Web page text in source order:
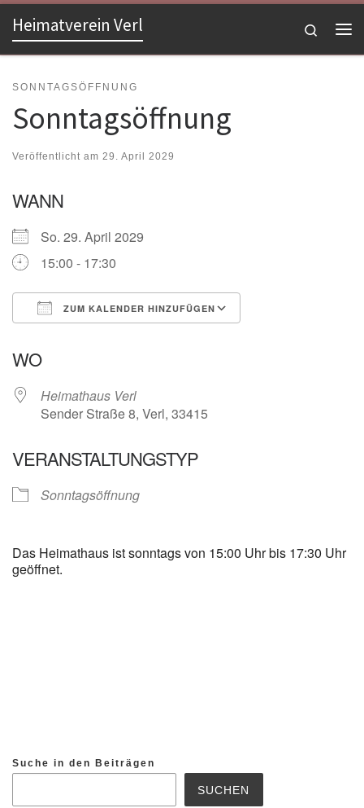
Zum Inhalt springen
Heimatverein Verl
Search
SONNTAGSÖFFNUNG
Sonntagsöffnung
Veröffentlicht am 29. April 2029
WANN
So. 29. April 2029
15:00 - 17:30
ZUM KALENDER HINZUFÜGEN
WO
Heimathaus Verl
Sender Straße 8, Verl, 33415
VERANSTALTUNGSTYP
Sonntagsöffnung
Das Heimathaus ist sonntags von 15:00 Uhr bis 17:30 Uhr
geöffnet.
Suche in den Beiträgen
SUCHEN